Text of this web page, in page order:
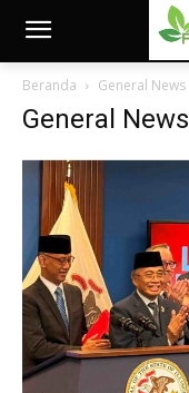
Beranda General News
General News